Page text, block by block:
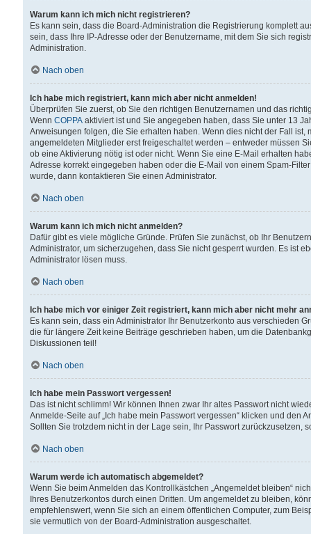
Warum kann ich mich nicht registrieren?
Es kann sein, dass die Board-Administration die Registrierung komplett
sein, dass Ihre IP-Adresse oder der Benutzername, mit dem Sie sich
Administration.
Nach oben
Ich habe mich registriert, kann mich aber nicht anmelden!
Überprüfen Sie zuerst, ob Sie den richtigen Benutzernamen und das
Wenn COPPA aktiviert ist und Sie angegeben haben, dass Sie unter 13
Anweisungen folgen, die Sie erhalten haben. Wenn dies nicht der Fall
angemeldeten Mitglieder erst freigeschaltet werden – entweder müssen
ob eine Aktivierung nötig ist oder nicht. Wenn Sie eine E-Mail erhalten
Adresse korrekt eingegeben haben oder die E-Mail von einem Spam-
wurde, dann kontaktieren Sie einen Administrator.
Nach oben
Warum kann ich mich nicht anmelden?
Dafür gibt es viele mögliche Gründe. Prüfen Sie zunächst, ob Ihr
Administrator, um sicherzugehen, dass Sie nicht gesperrt wurden. Es ist
Administrator lösen muss.
Nach oben
Ich habe mich vor einiger Zeit registriert, kann mich aber nicht mehr
Es kann sein, dass ein Administrator Ihr Benutzerkonto aus verschieden
die für längere Zeit keine Beiträge geschrieben haben, um die
Diskussionen teil!
Nach oben
Ich habe mein Passwort vergessen!
Das ist nicht schlimm! Wir können Ihnen zwar Ihr altes Passwort nicht
Anmelde-Seite auf „Ich habe mein Passwort vergessen“ klicken und
Sollten Sie trotzdem nicht in der Lage sein, Ihr Passwort zurückzusetzen,
Nach oben
Warum werde ich automatisch abgemeldet?
Wenn Sie beim Anmelden das Kontrollkästchen „Angemeldet bleiben“
Ihres Benutzerkontos durch einen Dritten. Um angemeldet zu bleiben,
empfehlenswert, wenn Sie sich an einem öffentlichen Computer, zum
sie vermutlich von der Board-Administration ausgeschaltet.